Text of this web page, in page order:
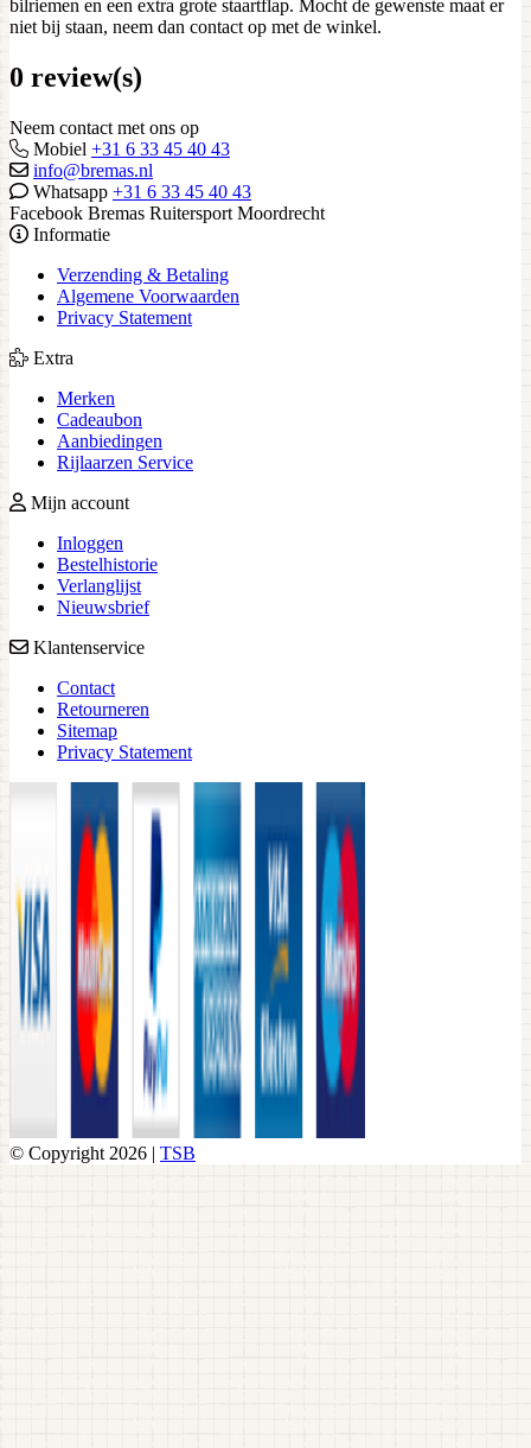
bilriemen en een extra grote staartflap. Mocht de gewenste maat er
niet bij staan, neem dan contact op met de winkel.
0 review(s)
Neem contact met ons op
Mobiel +31 6 33 45 40 43
info@bremas.nl
Whatsapp +31 6 33 45 40 43
Facebook Bremas Ruitersport Moordrecht
Informatie
Verzending & Betaling
Algemene Voorwaarden
Privacy Statement
Extra
Merken
Cadeaubon
Aanbiedingen
Rijlaarzen Service
Mijn account
Inloggen
Bestelhistorie
Verlanglijst
Nieuwsbrief
Klantenservice
Contact
Retourneren
Sitemap
Privacy Statement
© Copyright 2026 | TSB